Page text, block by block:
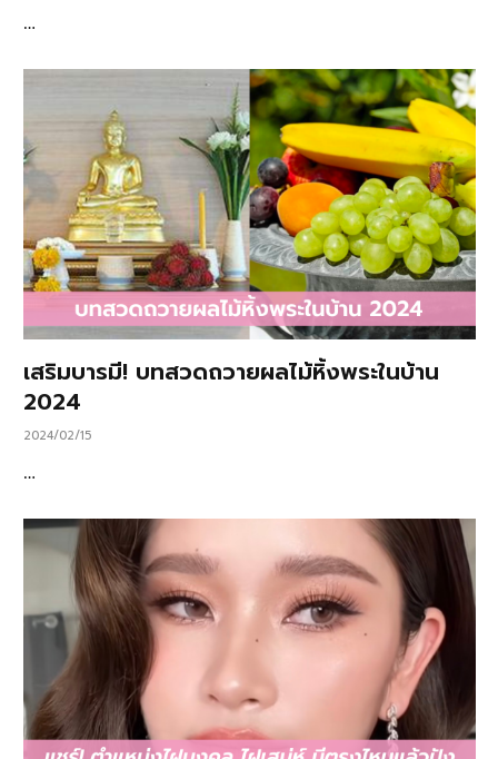
…
เสริมบารมี! บทสวดถวายผลไม้หิ้งพระในบ้าน
2024
2024/02/15
…